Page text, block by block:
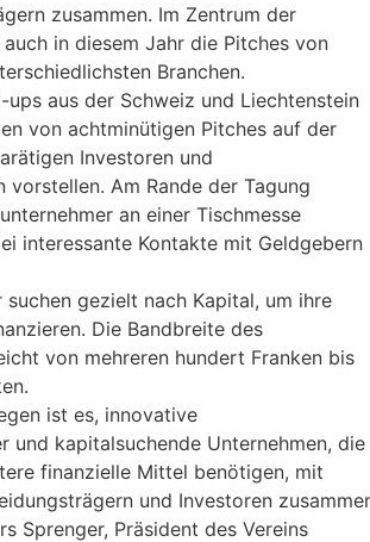
zusammen. Im Zentrum der
in diesem Jahr die Pitches von
Branchen.
ups aus der Schweiz und Liechtenstein
von achtminütigen Pitches auf der
Investoren und
vorstellen. Am Rande der Tagung
an einer Tischmesse
interessante Kontakte mit Geldgebern
suchen gezielt nach Kapital, um ihre
Die Bandbreite des
von mehreren hundert Franken bis
ist es, innovative
und kapitalsuchende Unternehmen, die
finanzielle Mittel benötigen, mit
und Investoren
Sprenger, Präsident des Vereins